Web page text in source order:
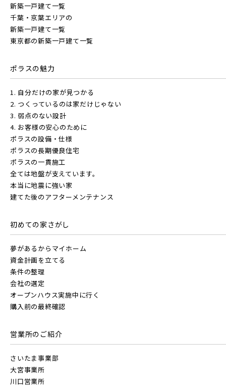
新築一戸建て一覧
千葉・京葉エリアの
新築一戸建て一覧
東京都の新築一戸建て一覧
ポラスの魅力
1. 自分だけの家が見つかる
2. つくっているのは家だけじゃない
3. 弱点のない設計
4. お客様の安心のために
ポラスの設備・仕様
ポラスの長期優良住宅
ポラスの一貫施工
全ては地盤が支えています。
本当に地震に強い家
建てた後のアフターメンテナンス
初めての家さがし
夢があるからマイホーム
資金計画を立てる
条件の整理
会社の選定
オープンハウス実施中に行く
購入前の最終確認
営業所のご紹介
さいたま事業部
大宮事業所
川口営業所